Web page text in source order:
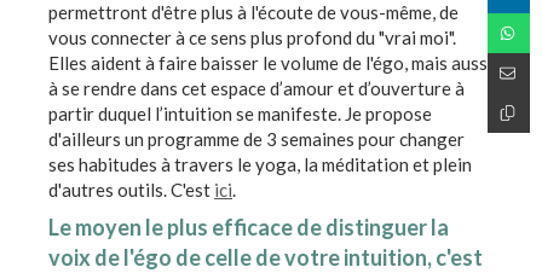
permettront d'être plus à l'écoute de vous-même, de
vous connecter à ce sens plus profond du "vrai moi".
Elles aident à faire baisser le volume de l'égo, mais aussi
à se rendre dans cet espace d’amour et d’ouverture à
partir duquel l’intuition se manifeste. Je propose
d'ailleurs un programme de 3 semaines pour changer
ses habitudes à travers le yoga, la méditation et plein
d'autres outils. C'est ici.
Le moyen le plus efficace de distinguer la
voix de l'égo de celle de votre intuition, c'est